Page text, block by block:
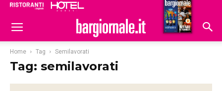
Hoteldomani
Home Tag Semilavorati
Tag: semilavorati